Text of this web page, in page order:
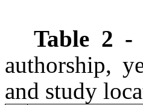
Table 2 -
authorship,
and study